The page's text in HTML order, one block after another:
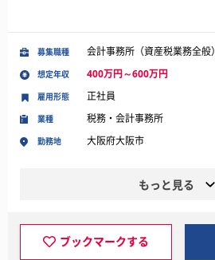
募集職種 会計事務所（資産税業務全般）
想定年収 400万円～600万円
業種 税務・会計事務所
勤務地 大阪府大阪市
雇用形態 正社員
もっと見る
ブックマークする